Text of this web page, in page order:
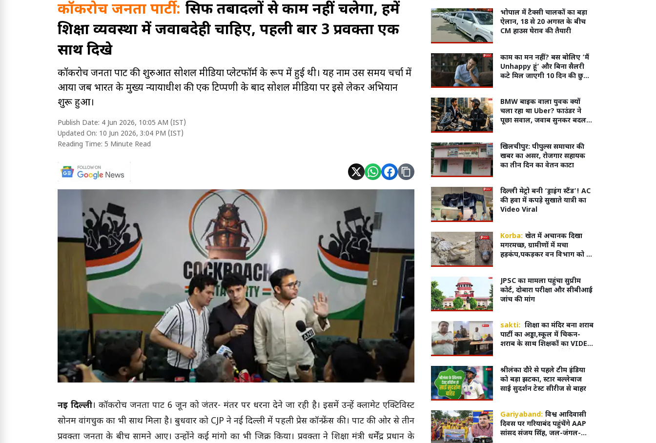
कॉकरोच जनता पार्टी : सिर्फ तबादलों से काम नहीं चलेगा, हमें
शिक्षा व्यवस्था में जवाबदेही चाहिए, पहली बार 3 प्रवक्ता एक
साथ दिखे
कॉकरोच जनता पार्टी की शुरुआत सोशल मीडिया प्लेटफॉर्म के रूप में हुई थी। यह नाम उस समय चर्चा में
आया जब भारत के मुख्य न्यायाधीश की एक टिप्पणी के बाद सोशल मीडिया पर इसे लेकर अभियान
शुरू हुआ।
Publish Date: 4 Jun 2026, 10:05 AM (IST)
Updated On: 10 Jun 2026, 3:04 PM (IST)
Reading Time: 5 Minute Read
नई दिल्ली। कॉकरोच जनता पार्टी 6 जून को जंतर- मंतर पर धरना देने जा रही है। इसमें उन्हें क्लामेट एक्टिविस्ट
सोनम वांगचुक का भी साथ मिला है। बुधवार को CJP ने नई दिल्ली में पहली प्रेस कॉन्फ्रेंस की। पार्टी की ओर से तीन
प्रवक्ता जनता के बीच सामने आए। उन्होंने कई मांगो का भी जिक्र किया। प्रवक्ता ने शिक्षा मंत्री धर्मेंद्र प्रधान के
भोपाल में टैक्सी चालकों का बड़ा
ऐलान, 18 से 20 अगस्त के बीच
CM हाउस घेराव की तैयारी
काम का मन नहीं? बस बोलिए ‘मैं
Unhappy हूं’ और बिना सैलरी
कटे मिल जाएगी 10 दिन की छुट्टी,
BMW बाइक वाला युवक क्यों
चला रहा था Uber? फाउंडर ने
पूछा सवाल, जवाब सुनकर बदल
खिलचीपुर: पीपुल्स समाचार की
खबर का असर, रोजगार सहायक
का तीन दिन का वेतन काटा
दिल्ली मेट्रो बनी ‘ड्राइंग स्टैंड’! AC
की हवा में कपड़े सुखाते यात्री का
Video Viral
Korba: खेत में अचानक दिखा
मगरमच्छ, ग्रामीणों में मचा
हड़कंप,पकड़कर वन विभाग को दी
JPSC का मामला पहुंचा सुप्रीम
कोर्ट, दोबारा परीक्षा और सीबीआई
जांच की मांग
sakti: शिक्षा का मंदिर बना शराब
पार्टी का अड्डा,स्कूल में चिकन-
शराब के साथ शिक्षकों का VIDEO
श्रीलंका दौरे से पहले टीम इंडिया
को बड़ा झटका, स्टार बल्लेबाज
साई सुदर्शन टेस्ट सीरीज से बाहर
Gariyaband: विश्व आदिवासी
दिवस पर गरियाबंद पहुंचेंगे AAP
सांसद संजय सिंह, जल-जंगल-